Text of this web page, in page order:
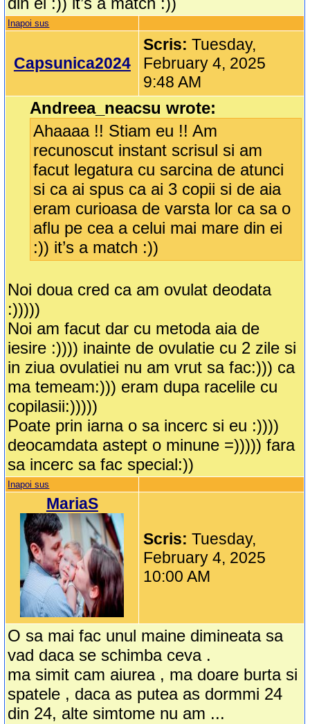
Inapoi sus
Capsunica2024
Scris:Tuesday,
February 4, 2025
9:48 AM
Andreea_neacsu wrote:
Ahaaaa !! Stiam eu !! Am
recunoscut instant scrisul si am
facut legatura cu sarcina de atunci
si ca ai spus ca ai 3 copii si de aia
eram curioasa de varsta lor ca sa o
aflu pe cea a celui mai mare din ei
:)) it’s a match :))
Noi doua cred ca am ovulat deodata
:)))))
Noi am facut dar cu metoda aia de
iesire :)))) inainte de ovulatie cu 2 zile si
in ziua ovulatiei nu am vrut sa fac:))) ca
ma temeam:))) eram dupa racelile cu
copilasii:)))))
Poate prin iarna o sa incerc si eu :))))
deocamdata astept o minune =))))) fara
sa incerc sa fac special:))
Inapoi sus
MariaS
Scris:Tuesday,
February 4, 2025
10:00 AM
O sa mai fac unul maine dimineata sa
vad daca se schimba ceva .
ma simit cam aiurea , ma doare burta si
spatele , daca as putea as dormmi 24
din 24, alte simtome nu am ...